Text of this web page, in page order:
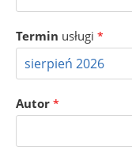
Termin usługi *
Autor *